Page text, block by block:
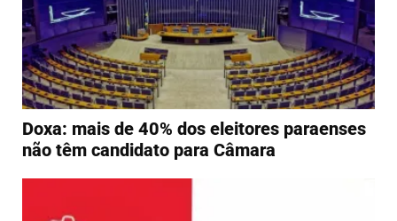
Doxa: mais de 40% dos eleitores paraenses
não têm candidato para Câmara